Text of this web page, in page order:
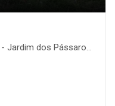
dos Pássaros, Taubaté-SP